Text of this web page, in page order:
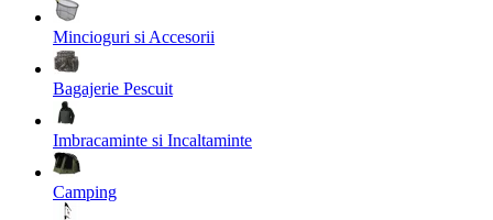
Mincioguri si Accesorii
Bagajerie Pescuit
Imbracaminte si Incaltaminte
Camping